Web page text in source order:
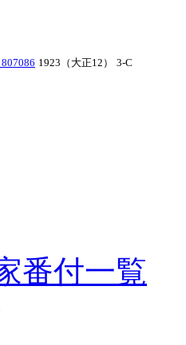
1923（大正12） 3-C
番付一覧